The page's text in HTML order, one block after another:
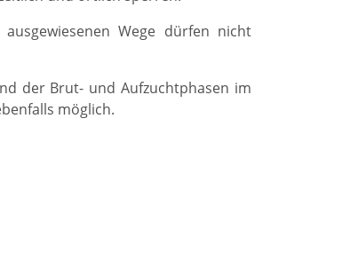
Wege dürfen nicht
der Brut- und Aufzuchtphasen im
möglich.